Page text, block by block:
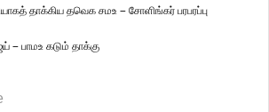
தாக்கிய தவெக சமஉ – சோளிங்கர் பரபரப்பு
– பாமஉ கடும் தாக்கு